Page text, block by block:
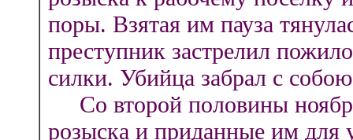
поры. Взятая им пауза
преступник застрелил
силки. Убийца забрал с
Со второй половины
розыска и приданные им для